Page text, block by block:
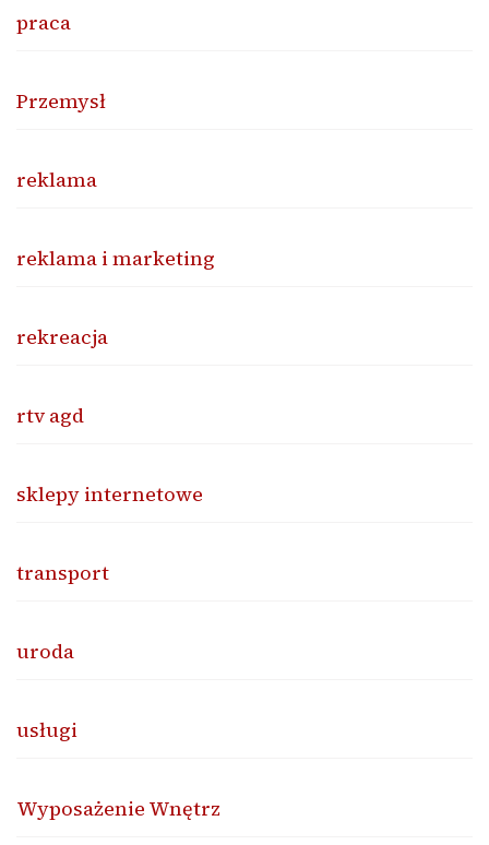
praca
Przemysł
reklama
reklama i marketing
rekreacja
rtv agd
sklepy internetowe
transport
uroda
usługi
Wyposażenie Wnętrz